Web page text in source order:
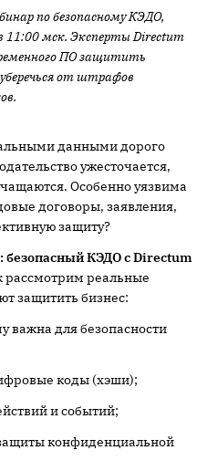
по безопасному КЭДО,
11:00 мск. Эксперты Directum
ПО защитить
от штрафов
данными дорого
ужесточается,
Особенно уязвима
договоры, заявления,
защиту?
безопасный КЭДО с Directum
рассмотрим реальные
защитить бизнес:
важна для безопасности
коды (хэши);
и событий;
конфиденциальной